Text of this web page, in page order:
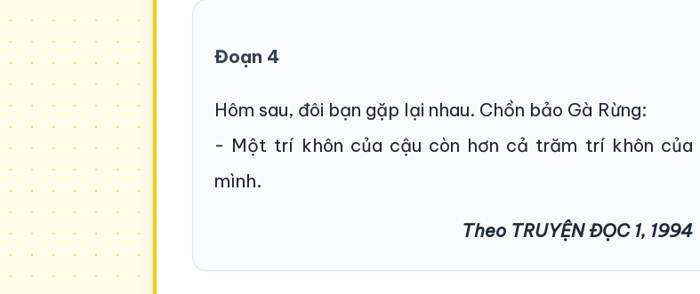
Đoạn 4
Hôm sau, đôi bạn gặp lại nhau. Chồn bảo Gà Rừng:
- Một trí khôn của cậu còn hơn cả trăm trí khôn của
mình.
Theo TRUYỆN ĐỌC 1, 1994